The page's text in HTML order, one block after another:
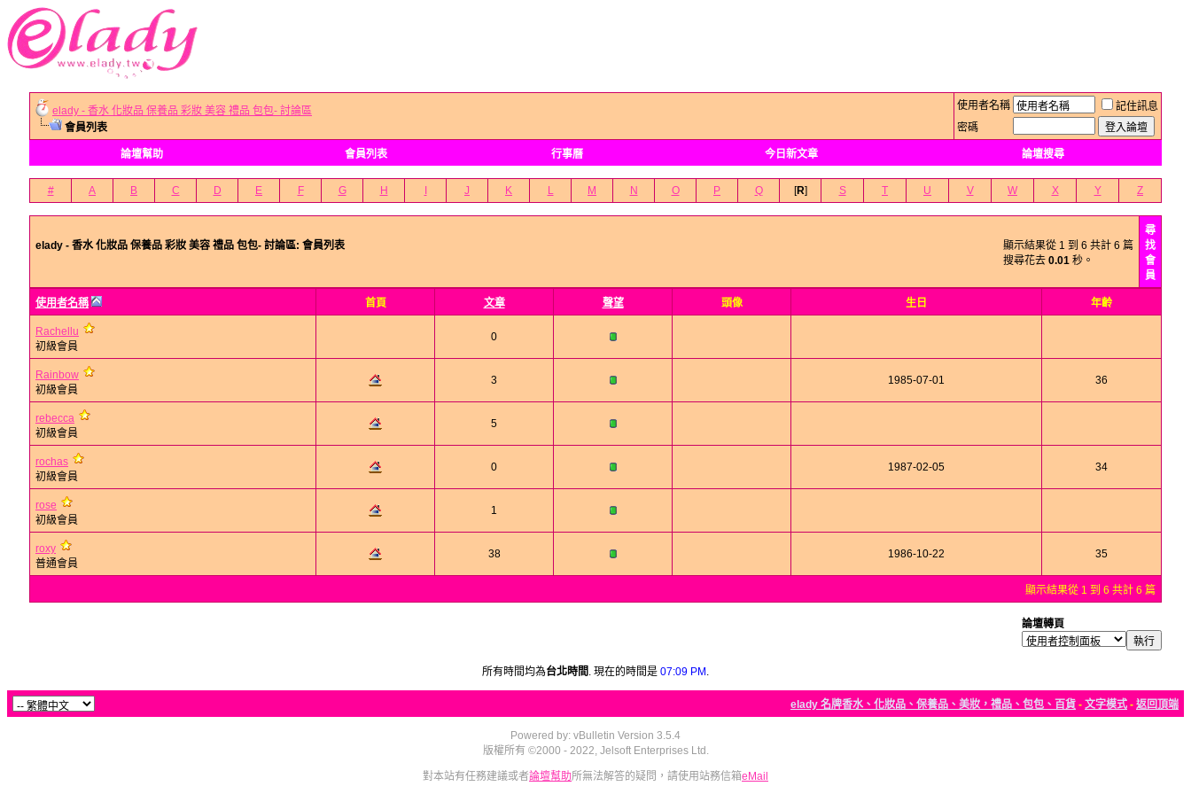
elady - 香水 化妝品 保養品 彩妝 美容 禮品 包包- 討論區
會員列表
使用者名稱
記住訊息
密碼
論壇幫助 會員列表 行事曆 今日新文章 論壇搜尋
# A B C D E F G H J K L M N O P Q [R] S T U V W X Y Z
顯示結果從 1 到 6 共計 6 篇
搜尋花去 0.01 秒。
elady - 香水 化妝品 保養品 彩妝 美容 禮品 包包- 討論區: 會員列表
尋
找
會
員
使用者名稱 首頁 文章 聲望 頭像 生日 年齡
Rachellu
初級會員
0
Rainbow
初級會員
3 1985-07-01 36
rebecca
初級會員
5
rochas
初級會員
0 1987-02-05 34
rose
初級會員
1
roxy
普通會員
38 1986-10-22 35
顯示結果從 1 到 6 共計 6 篇
論壇轉頁
所有時間均為台北時間 . 現在的時間是 07:09 PM .
elady 名牌香水、化妝品、保養品、美妝，禮品、包包、百貨 - 文字模式 - 返回頂端
Powered by: vBulletin Version 3.5.4
版權所有 ©2000 - 2022, Jelsoft Enterprises Ltd.
對本站有任務建議或者論壇幫助所無法解答的疑問，請使用站務信箱eMail